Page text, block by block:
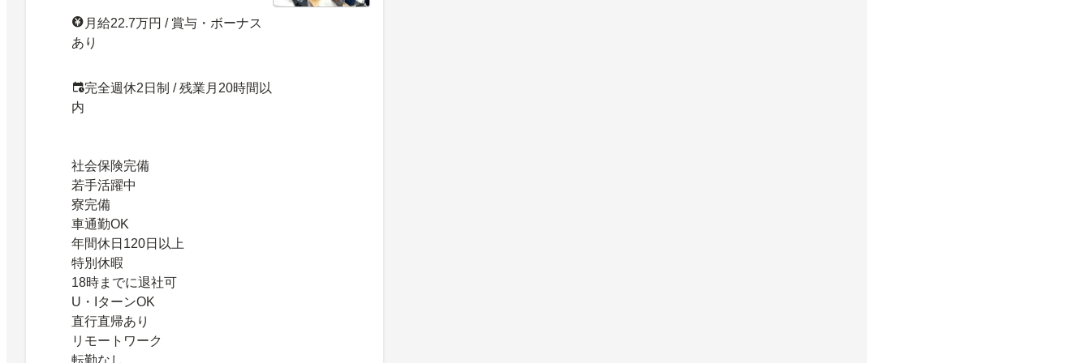
月給22.7万円 / 賞与・ボーナス
あり
完全週休2日制 / 残業月20時間以
内
社会保険完備
若手活躍中
寮完備
車通勤OK
年間休日120日以上
特別休暇
18時までに退社可
U・IターンOK
直行直帰あり
リモートワーク